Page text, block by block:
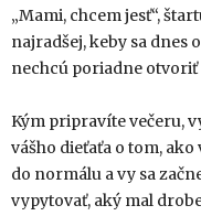
„Mami, chcem jesť“,
najradšej, keby sa dnes
nechcú poriadne otvoriť
Kým pripravíte večeru,
vášho dieťaťa o tom,
do normálu a vy sa
vypytovať, aký mal